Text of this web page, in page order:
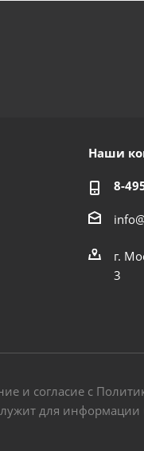
Наши
8-
г.
3
и согласие с
для информации